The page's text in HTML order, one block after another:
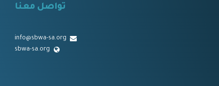
تواصل معنا
info@sbwa-sa.org
sbwa-sa.org